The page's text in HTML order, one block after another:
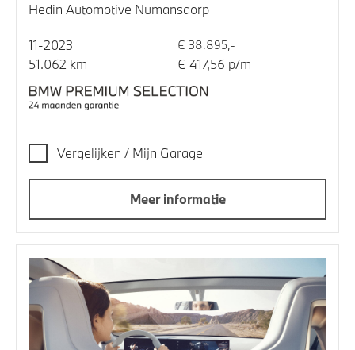
Hedin Automotive Numansdorp
11-2023 € 38.895,-
51.062 km € 417,56 p/m
Vergelijken / Mijn Garage
Meer informatie